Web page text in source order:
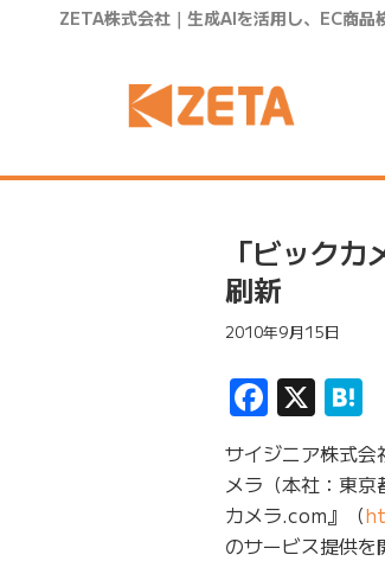
ZETA株式会社｜生成AIを活用し、EC商
「ビック
刷新
2010年9月15日
X
サイジニア株式会
メラ（本社：東
カメラ.com』（
のサービス提供を